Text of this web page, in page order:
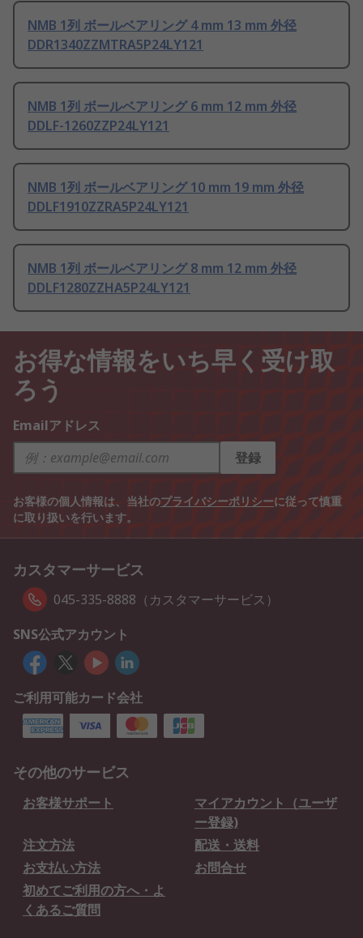
NMB 1列 ボールベアリング 4 mm 13 mm 外径
DDR1340ZZMTRA5P24LY121
NMB 1列 ボールベアリング 6 mm 12 mm 外径
DDLF-1260ZZP24LY121
NMB 1列 ボールベアリング 10 mm 19 mm 外径
DDLF1910ZZRA5P24LY121
NMB 1列 ボールベアリング 8 mm 12 mm 外径
DDLF1280ZZHA5P24LY121
お得な情報をいち早く受け取
ろう
Emailアドレス
登録
お客様の個人情報は、当社のプライバシーポリシーに従って慎重
に取り扱いを行います。
カスタマーサービス
045-335-8888（カスタマーサービス）
SNS公式アカウント
ご利用可能カード会社
その他のサービス
お客様サポート
マイアカウント（ユーザ
ー登録)
注文方法
配送・送料
お支払い方法
お問合せ
初めてご利用の方へ・よ
くあるご質問